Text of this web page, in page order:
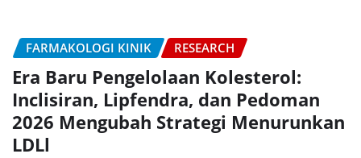
FARMAKOLOGI KINIK RESEARCH
Era Baru Pengelolaan Kolesterol:
Inclisiran, Lipfendra, dan Pedoman
2026 Mengubah Strategi Menurunkan
LDLl